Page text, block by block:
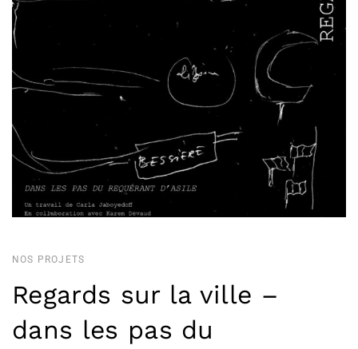
NOS PROJETS
Regards sur la ville –
dans les pas du